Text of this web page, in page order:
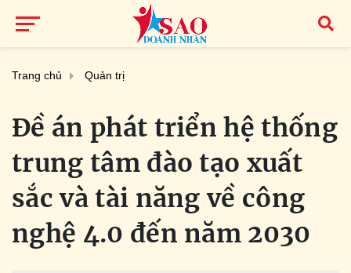
Trang chủ Quản trị
Đề án phát triển hệ thống
trung tâm đào tạo xuất
sắc và tài năng về công
nghệ 4.0 đến năm 2030